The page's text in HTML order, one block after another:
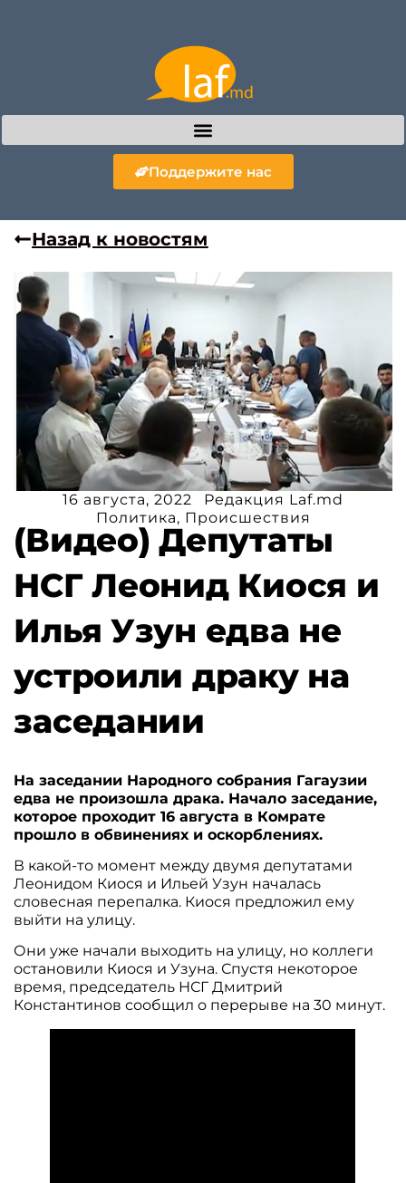
Поддержите нас
Назад к новостям
16 августа, 2022
Редакция Laf.md
Политика, Происшествия
(Видео) Депутаты
НСГ Леонид Киося и
Илья Узун едва не
устроили драку на
заседании
На заседании Народного собрания Гагаузии
едва не произошла драка. Начало заседание,
которое проходит 16 августа в Комрате
прошло в обвинениях и оскорблениях.
В какой-то момент между двумя депутатами
Леонидом Киося и Ильей Узун началась
словесная перепалка. Киося предложил ему
выйти на улицу.
Они уже начали выходить на улицу, но коллеги
остановили Киося и Узуна. Спустя некоторое
время, председатель НСГ Дмитрий
Константинов сообщил о перерыве на 30 минут.